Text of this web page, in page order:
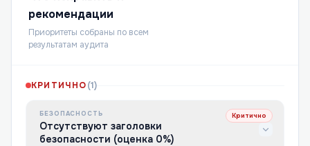
рекомендации
Приоритеты собраны по всем
результатам аудита
КРИТИЧНО(1)
БЕЗОПАСНОСТЬ
Отсутствуют заголовки
безопасности (оценка 0%)
Критично